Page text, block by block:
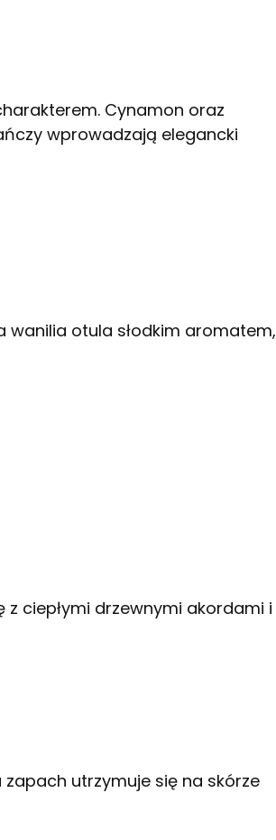
Cynamon oraz
wprowadzają elegancki
wanilia otula słodkim aromatem,
z ciepłymi drzewnymi akordami i
utrzymuje się na skórze